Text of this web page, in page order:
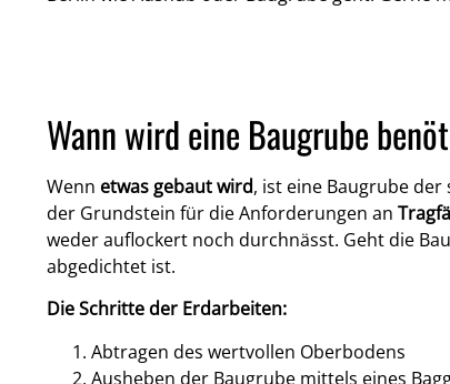
Wann wird eine Baugrube
Wenn etwas gebaut wird, ist eine Baugrube
der Grundstein für die Anforderungen an
weder auflockert noch durchnässt. Geht die
abgedichtet ist.
Die Schritte der Erdarbeiten:
Abtragen des wertvollen Oberbodens
Ausheben der Baugrube mittels eines